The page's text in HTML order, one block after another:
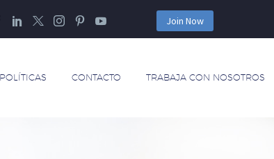
Join Now
POLÍTICAS CONTACTO TRABAJA CON NOSOTROS